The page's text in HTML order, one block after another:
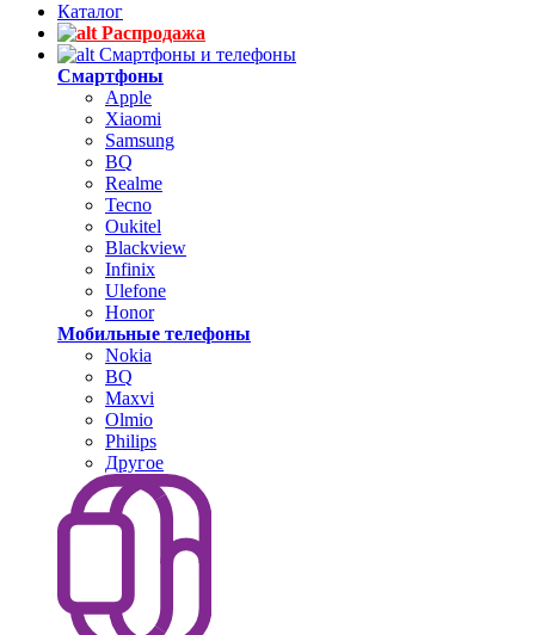
Каталог
Распродажа
Смартфоны и телефоны
Смартфоны
Apple
Xiaomi
Samsung
BQ
Realme
Tecno
Oukitel
Blackview
Infinix
Ulefone
Honor
Мобильные телефоны
Nokia
BQ
Maxvi
Olmio
Philips
Другое